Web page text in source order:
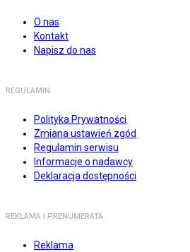
O nas
Kontakt
Napisz do nas
REGULAMIN
Polityka Prywatności
Zmiana ustawień zgód
Regulamin serwisu
Informacje o nadawcy
Deklaracja dostępności
REKLAMA I PRENUMERATA
Reklama